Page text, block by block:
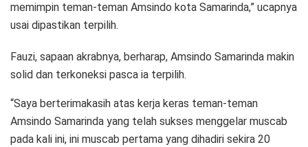
memimpin teman-teman Amsindo kota Samarinda,” ucapnya
usai dipastikan terpilih.
Fauzi, sapaan akrabnya, berharap, Amsindo Samarinda makin
solid dan terkoneksi pasca ia terpilih.
“Saya berterimakasih atas kerja keras teman-teman
Amsindo Samarinda yang telah sukses menggelar muscab
pada kali ini, ini muscab pertama yang dihadiri sekira 20